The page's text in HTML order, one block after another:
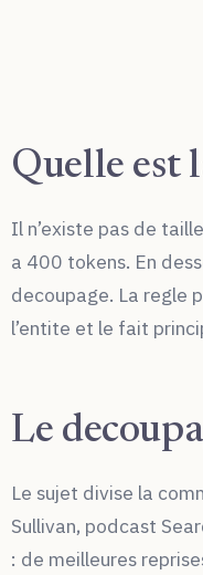
Quelle est
Il n’existe pas de
a 400 tokens. En
decoupage. La regle
l’entite et le fait
Le
Le sujet divise la
Sullivan, podcast
: de meilleures